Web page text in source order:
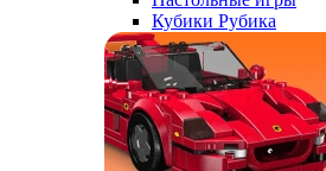
Кубики Рубика